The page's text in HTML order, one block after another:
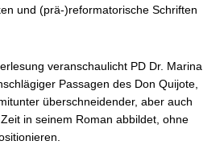
und (prä-)reformatorische Schriften
veranschaulicht PD Dr. Marina
Passagen des Don Quijote,
überschneidender, aber auch
in seinem Roman abbildet, ohne